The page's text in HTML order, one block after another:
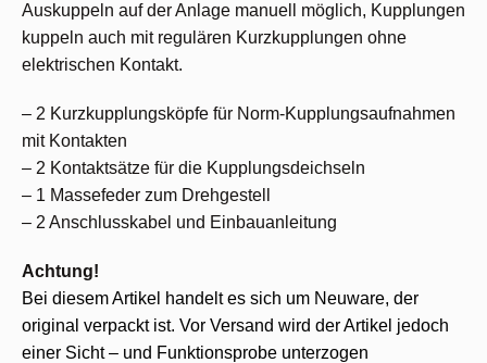
Auskuppeln auf der Anlage manuell möglich, Kupplungen
kuppeln auch mit regulären Kurzkupplungen ohne
elektrischen Kontakt.
– 2 Kurzkupplungsköpfe für Norm-Kupplungsaufnahmen
mit Kontakten
– 2 Kontaktsätze für die Kupplungsdeichseln
– 1 Massefeder zum Drehgestell
– 2 Anschlusskabel und Einbauanleitung
Achtung!
Bei diesem Artikel handelt es sich um Neuware, der
original verpackt ist. Vor Versand wird der Artikel jedoch
einer Sicht – und Funktionsprobe unterzogen